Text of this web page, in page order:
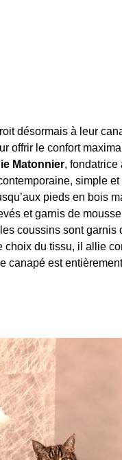
désormais à leur
offrir le confort
Matonnier, fondatrice
simple
pieds en bois
et garnis de
coussins sont
du tissu, il allie
canapé est